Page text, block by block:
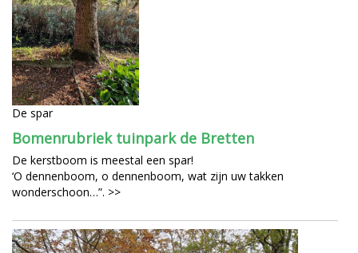
De spar
Bomenrubriek tuinpark de Bretten
De kerstboom is meestal een spar!
‘O dennenboom, o dennenboom, wat zijn uw takken
wonderschoon…”. >>